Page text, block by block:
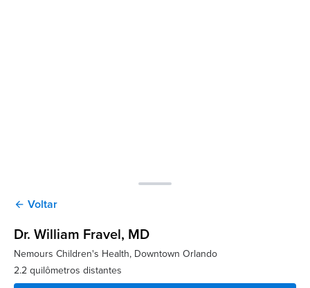
arrow_back Voltar
Dr. William Fravel, MD
Nemours Children's Health, Downtown Orlando
2.2 quilômetros distantes